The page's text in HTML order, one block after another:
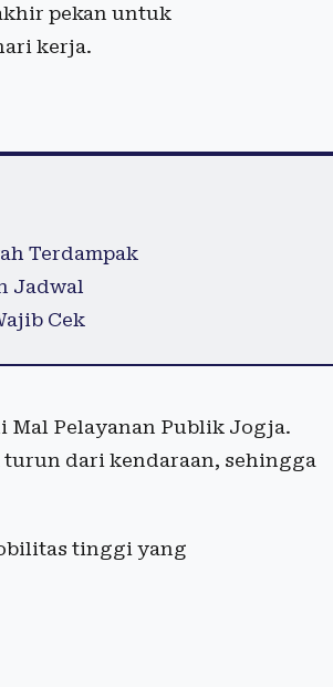
pekan untuk
kerja.
Terdampak
Jadwal
Cek
Pelayanan Publik Jogja.
dari kendaraan, sehingga
tinggi yang